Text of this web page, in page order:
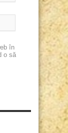
în
o să